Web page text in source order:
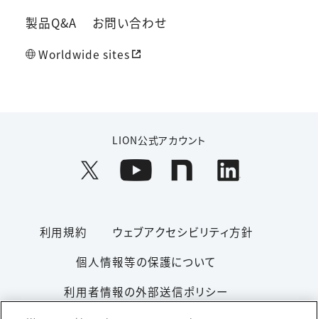
製品Q&A お問い合わせ
Worldwide sites
LION公式アカウント
利用規約
ウェブアクセシビリティ方針
個人情報等の保護について
利用者情報の外部送信ポリシー